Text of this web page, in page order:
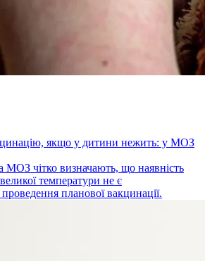
якщо у дитини нежить: у МОЗ
МОЗ чітко визначають, що наявність
температури не є
планової вакцинації.